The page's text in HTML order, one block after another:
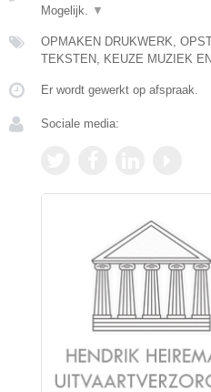
Mogelijk.
▼
OPMAKEN DRUKWERK,
TEKSTEN, KEUZE MUZIEK
Er wordt gewerkt op afspraak.
Sociale media: